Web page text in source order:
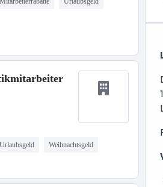
Urlaubsgeld Weihnachtsgeld